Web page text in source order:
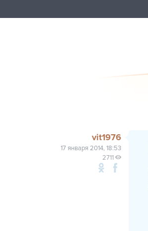
vit1976
17 января 2014, 18:53
2711